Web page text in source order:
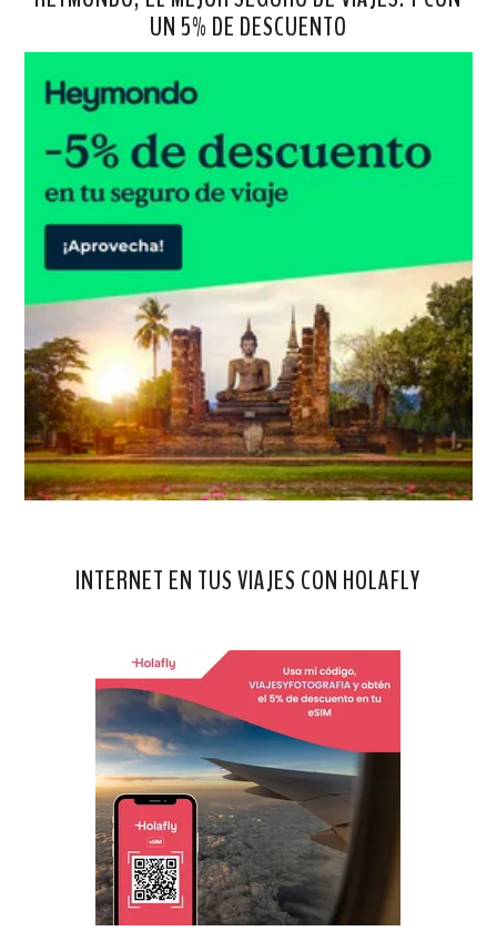
UN 5% DE DESCUENTO
INTERNET EN TUS VIAJES CON HOLAFLY